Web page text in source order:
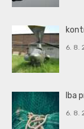
6. 8.
Iba
6. 8.